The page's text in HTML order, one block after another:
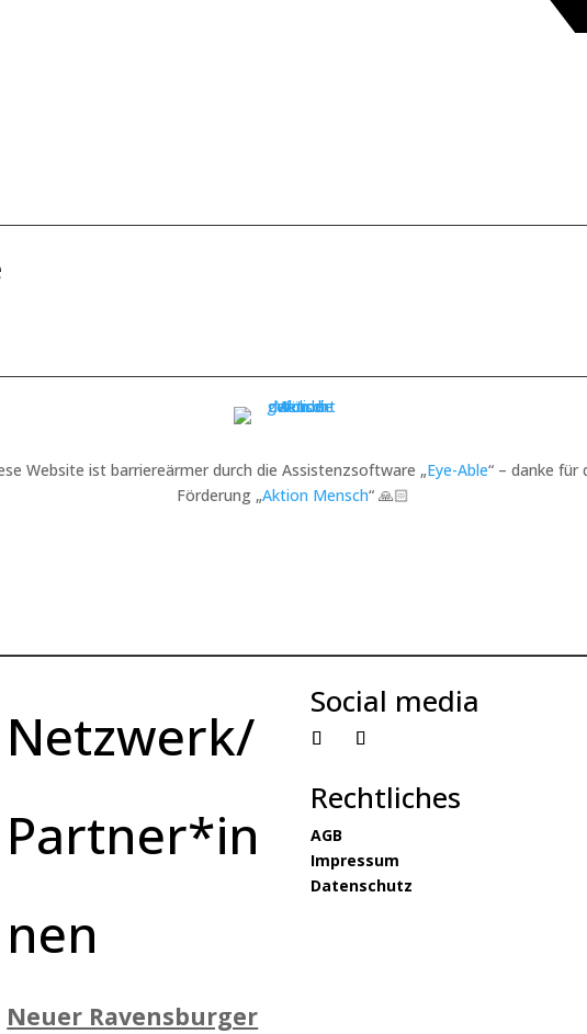
Website ist barriereärmer durch die Assistenzsoftware „Eye-Able“ – danke für
Förderung „Aktion Mensch“ 🙏🏻
Netzwerk/
Partner*in
nen
Neuer Ravensburger
Social media
Rechtliches
AGB
Impressum
Datenschutz